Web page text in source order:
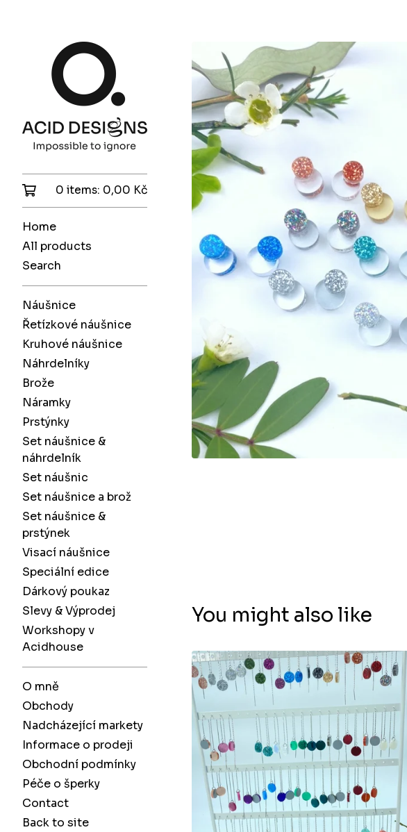
0 items: 0,00 Kč
Home
All products
Search
Náušnice
Řetízkové náušnice
Kruhové náušnice
Náhrdelníky
Brože
Náramky
Prstýnky
Set náušnice &
náhrdelník
Set náušnic
Set náušnice a brož
Set náušnice &
prstýnek
Visací náušnice
Speciální edice
Dárkový poukaz
Slevy & Výprodej
Workshopy v
Acidhouse
O mně
Obchody
Nadcházející markety
Informace o prodeji
Obchodní podmínky
Péče o šperky
Contact
Back to site
You might also like